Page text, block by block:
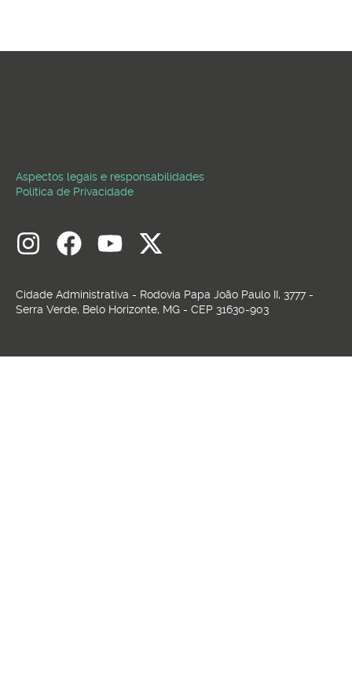
Aspectos legais e responsabilidades
Política de Privacidade
Cidade Administrativa - Rodovia Papa João Paulo II, 3777 -
Serra Verde, Belo Horizonte, MG - CEP 31630-903